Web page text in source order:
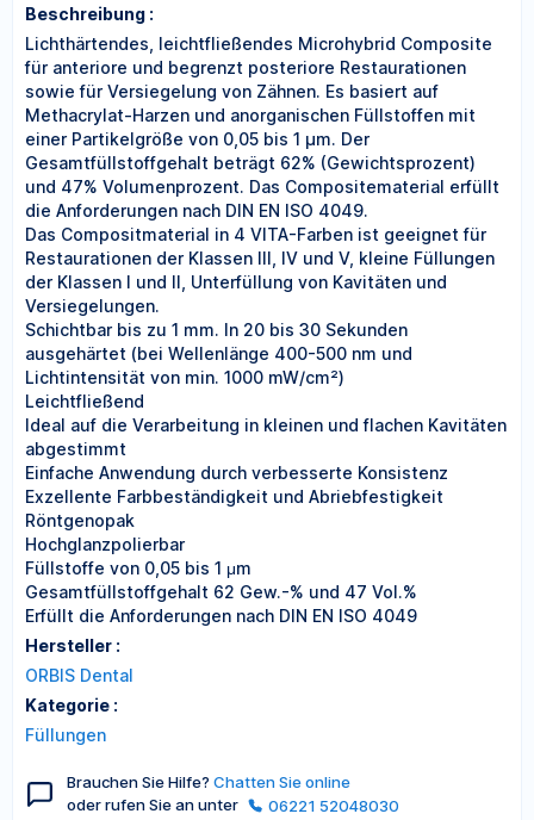
Beschreibung :
Lichthärtendes, leichtfließendes Microhybrid Composite
für anteriore und begrenzt posteriore Restaurationen
sowie für Versiegelung von Zähnen. Es basiert auf
Methacrylat-Harzen und anorganischen Füllstoffen mit
einer Partikelgröße von 0,05 bis 1 µm. Der
Gesamtfüllstoffgehalt beträgt 62% (Gewichtsprozent)
und 47% Volumenprozent. Das Compositematerial erfüllt
die Anforderungen nach DIN EN ISO 4049.
Das Compositmaterial in 4 VITA-Farben ist geeignet für
Restaurationen der Klassen III, IV und V, kleine Füllungen
der Klassen I und II, Unterfüllung von Kavitäten und
Versiegelungen.
Schichtbar bis zu 1 mm. In 20 bis 30 Sekunden
ausgehärtet (bei Wellenlänge 400-500 nm und
Lichtintensität von min. 1000 mW/cm²)
Leichtfließend
Ideal auf die Verarbeitung in kleinen und flachen Kavitäten
abgestimmt
Einfache Anwendung durch verbesserte Konsistenz
Exzellente Farbbeständigkeit und Abriebfestigkeit
Röntgenopak
Hochglanzpolierbar
Füllstoffe von 0,05 bis 1 μm
Gesamtfüllstoffgehalt 62 Gew.-% und 47 Vol.%
Erfüllt die Anforderungen nach DIN EN ISO 4049
Hersteller :
ORBIS Dental
Kategorie :
Füllungen
Brauchen Sie Hilfe? Chatten Sie online
oder rufen Sie an unter
06221 52048030